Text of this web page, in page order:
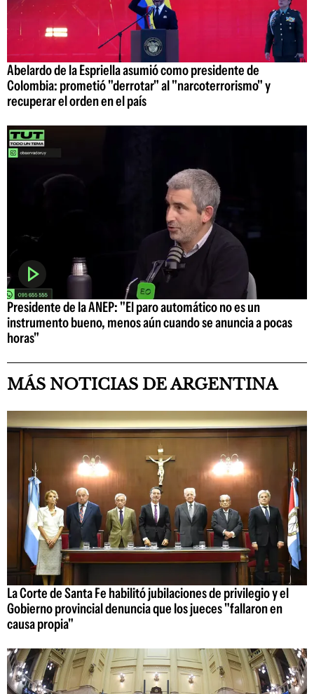
Abelardo de la Espriella asumió como presidente de
Colombia: prometió "derrotar" al "narcoterrorismo" y
recuperar el orden en el país
Presidente de la ANEP: "El paro automático no es un
instrumento bueno, menos aún cuando se anuncia a pocas
horas"
MÁS NOTICIAS DE ARGENTINA
La Corte de Santa Fe habilitó jubilaciones de privilegio y el
Gobierno provincial denuncia que los jueces "fallaron en
causa propia"